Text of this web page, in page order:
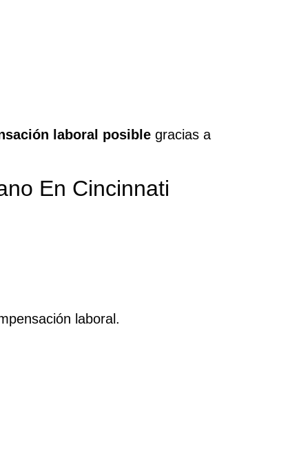
laboral posible gracias a
En Cincinnati
laboral.